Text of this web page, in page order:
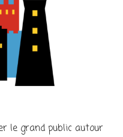
le grand public autour